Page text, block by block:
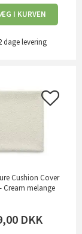
I KURVEN
dagelevering
Cushion Cover
Cream melange
DKK